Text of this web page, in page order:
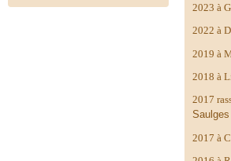
2023 à
2022 à
2019 à
2018 à
2017
2017 à